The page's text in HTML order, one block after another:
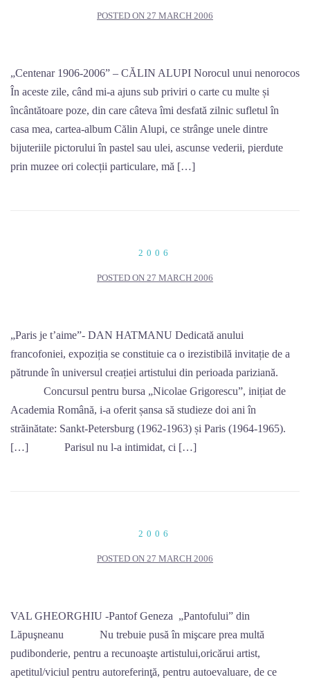
POSTED ON 27 MARCH 2006
„Centenar 1906-2006” – CĂLIN ALUPI Norocul unui nenorocos
În aceste zile, când mi-a ajuns sub priviri o carte cu multe și
încântătoare poze, din care câteva îmi desfată zilnic sufletul în
casa mea, cartea-album Călin Alupi, ce strânge unele dintre
bijuteriile pictorului în pastel sau ulei, ascunse vederii, pierdute
prin muzee ori colecții particulare, mă […]
2006
POSTED ON 27 MARCH 2006
„Paris je t’aime”- DAN HATMANU Dedicată anului
francofoniei, expoziția se constituie ca o irezistibilă invitație de a
pătrunde în universul creației artistului din perioada pariziană.
Concursul pentru bursa „Nicolae Grigorescu”, inițiat de
Academia Română, i-a oferit șansa să studieze doi ani în
străinătate: Sankt-Petersburg (1962-1963) și Paris (1964-1965).
[…] Parisul nu l-a intimidat, ci […]
2006
POSTED ON 27 MARCH 2006
VAL GHEORGHIU -Pantof Geneza „Pantofului” din
Lăpuşneanu Nu trebuie pusă în mişcare prea multă
pudibonderie, pentru a recunoaşte artistului,oricărui artist,
apetitul/viciul pentru autoreferinţă, pentru autoevaluare, de ce